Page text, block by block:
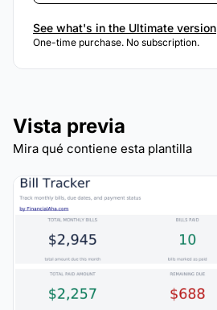
See what's in the Ultimate version
One-time purchase. No subscription.
Vista previa
Mira qué contiene esta plantilla